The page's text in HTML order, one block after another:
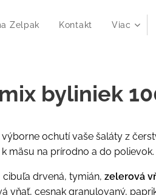
Zelpak Kontakt Viac
byliniek
ochutí vaše šaláty z
k mäsu na prírodno a do polievok.
cibuľa drvená, tymián,zelerová
vňať, cesnak granulovaný,